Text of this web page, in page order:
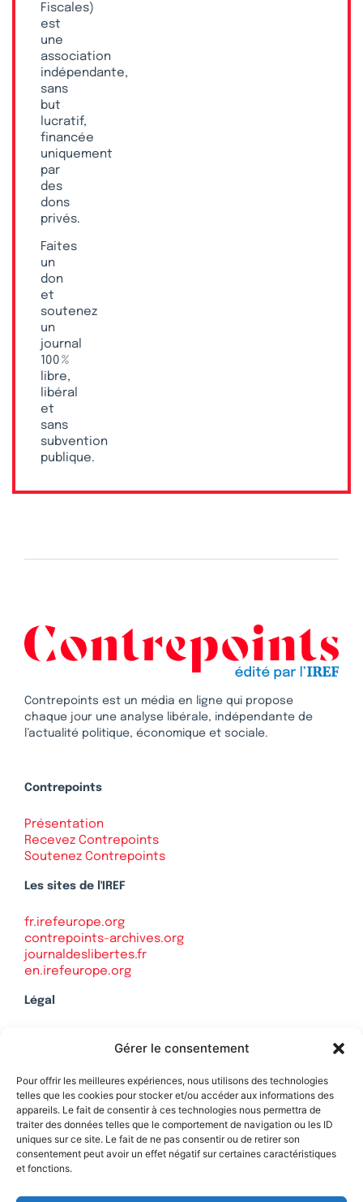
Gérer le consentement
Pour offrir les meilleures expériences, nous utilisons des technologies
telles que les cookies pour stocker et/ou accéder aux informations des
appareils. Le fait de consentir à ces technologies nous permettra de
traiter des données telles que le comportement de navigation ou les ID
uniques sur ce site. Le fait de ne pas consentir ou de retirer son
consentement peut avoir un effet négatif sur certaines caractéristiques
et fonctions.
Fiscales)
est
une
association
indépendante,
sans
but
lucratif,
financée
uniquement
par
des
dons
privés.
Faites
un
don
et
soutenez
un
journal
100 %
libre,
libéral
et
sans
subvention
publique.
Contrepoints est un média en ligne qui propose
chaque jour une analyse libérale, indépendante de
l’actualité politique, économique et sociale.
Contrepoints
Présentation
Recevez Contrepoints
Soutenez Contrepoints
Les sites de l'IREF
fr.irefeurope.org
contrepoints-archives.org
journaldeslibertes.fr
en.irefeurope.org
Légal
Politique de confidentialité
Contact
Soutenez Contrepoints